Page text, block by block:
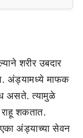
शरीर उबदार
अंड्यामध्ये माफक
असते. त्यामुळे
शकतात.
एका अंड्याच्या सेवन